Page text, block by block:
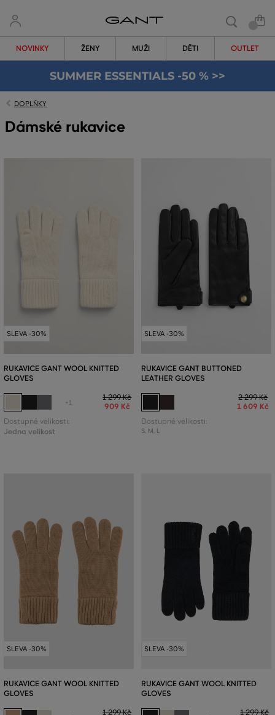
NOVINKY ŽENY MUŽI DĚTI OUTLET
SUMMER ESSENTIALS -50 % >>
DOPLŇKY
Dámské rukavice
SLEVA -30%
RUKAVICE GANT WOOL KNITTED
GLOVES
+1
1 299 Kč
909 Kč
Dostupné velikosti:
Jedna velikost
SLEVA -30%
RUKAVICE GANT BUTTONED
LEATHER GLOVES
2 299 Kč
1 609 Kč
Dostupné velikosti:
S, M, L
SLEVA -30%
RUKAVICE GANT WOOL KNITTED
GLOVES
1 299 Kč
SLEVA -30%
RUKAVICE GANT WOOL KNITTED
GLOVES
1 299 Kč